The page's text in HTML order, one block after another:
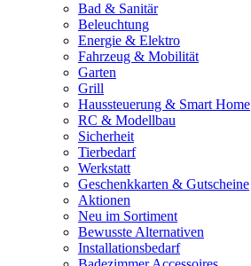
Bad & Sanitär
Beleuchtung
Energie & Elektro
Fahrzeug & Mobilität
Garten
Grill
Haussteuerung & Smart Home
RC & Modellbau
Sicherheit
Tierbedarf
Werkstatt
Geschenkkarten & Gutscheine
Aktionen
Neu im Sortiment
Bewusste Alternativen
Installationsbedarf